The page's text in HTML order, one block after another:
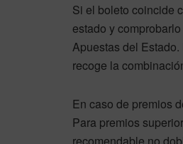
Si el boleto coincide
estado y
Apuestas del
recoge la
En caso de premios
Para premios